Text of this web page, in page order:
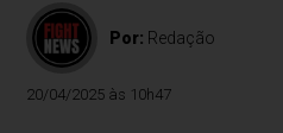
Por: Redação
20/04/2025 às 10h47